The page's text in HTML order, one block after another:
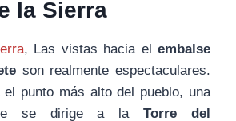
la Sierra
, Las vistas hacia el embalse
son realmente espectaculares.
el punto más alto del pueblo, una
se dirige a laTorre del